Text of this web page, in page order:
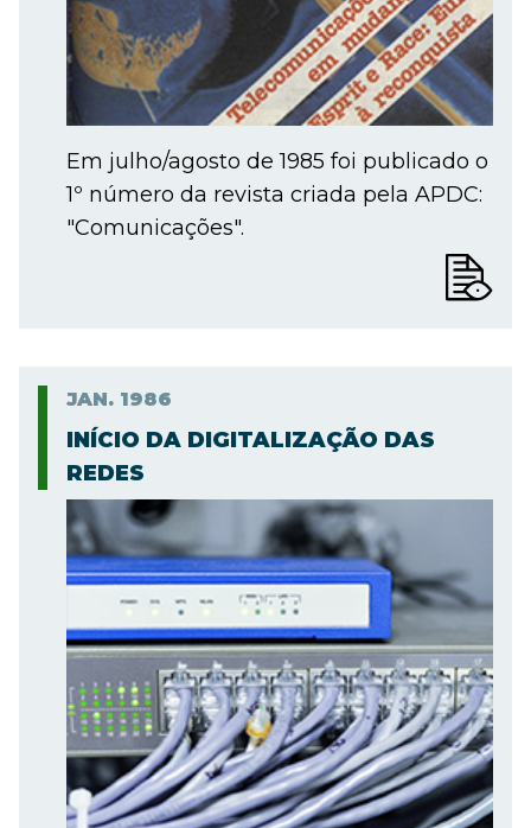
Em julho/agosto de 1985 foi publicado o
1º número da revista criada pela APDC:
"Comunicações".
JAN. 1986
INÍCIO DA DIGITALIZAÇÃO DAS
REDES